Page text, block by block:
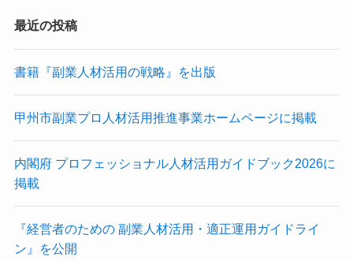
最近の投稿
書籍『副業人材活用の戦略』を出版
甲州市副業プロ人材活用推進事業ホームページに掲載
内閣府 プロフェッショナル人材活用ガイドブック2026に
掲載
『経営者のための 副業人材活用・適正運用ガイドライ
ン』を公開